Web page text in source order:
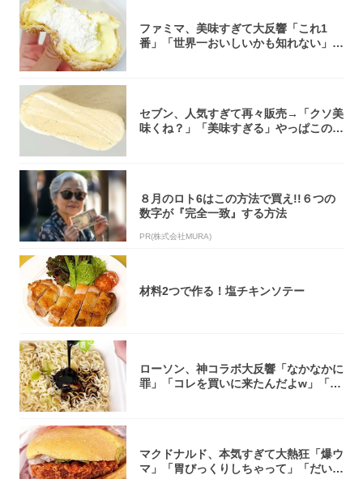
ファミマ、美味すぎて大反響「これ1
番」「世界一おいしいかも知れない」
セブン、人気すぎて再々販売→「クソ美
味くね？」「美味すぎる」やっぱこのク
８月のロト6はこの方法で買え!!６つの
数字が『完全一致』する方法
PR(株式会社MURA)
材料2つで作る！塩チキンソテー
ローソン、神コラボ大反響「なかなかに
罪」「コレを買いに来たんだよw」「３
マクドナルド、本気すぎて大熱狂「爆ウ
マ」「胃びっくりしちゃって」「だいぶ